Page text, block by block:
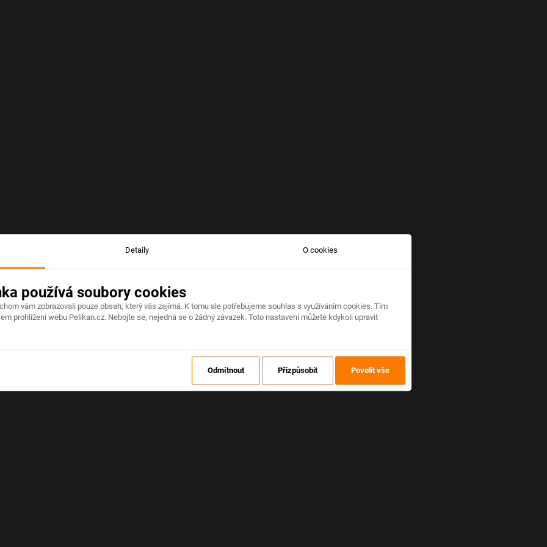
Na stránce došlo k neočekávané chybě
Detaily O cookies
používá soubory cookies
vám zobrazovali pouze obsah, který vás zajímá. K tomu ale potřebujeme souhlas s využíváním cookies. Tím
prohlížení webu Pelikan.cz. Nebojte se, nejedná se o žádný závazek. Toto nastavení můžete kdykoli upravit
Odmítnout Přizpůsobit Povolit vše